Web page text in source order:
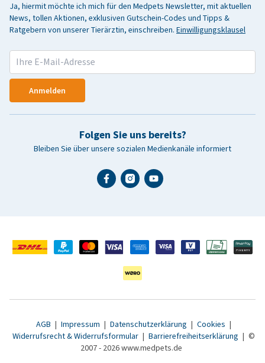
Ja, hiermit möchte ich mich für den Medpets Newsletter, mit aktuellen
News, tollen Aktionen, exklusiven Gutschein-Codes und Tipps &
Ratgebern von unserer Tierärztin, einschreiben. Einwilligungsklausel
Anmelden
Folgen Sie uns bereits?
Bleiben Sie über unsere sozialen Medienkanäle informiert
AGB | Impressum | Datenschutzerklärung | Cookies |
Widerrufsrecht & Widerrufsformular | Barrierefreiheitserklärung | ©
2007 - 2026 www.medpets.de